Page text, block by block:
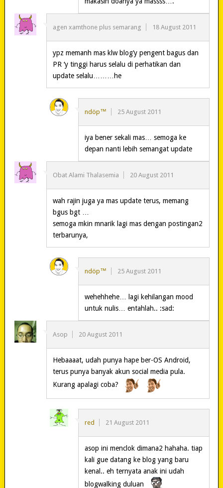
agen xamthone plus semarang 18 August 2011
ypz memanh mas klw blog’y pengent bagus dan
PR ‘y tinggi harus selalu di perhatikan dan
update selalu………he
ndöp™ 25 August 2011
iya bener sekali mas… semoga ke
depan nanti lebih semangat update
Obat Alami Thalasemia 20 August 2011
wah rajin juga ya mas update terus, memang
bgus bgt …
semoga mkin mnarik lagi mas dengan postingan2
terbarunya,
ndöp™ 25 August 2011
wehehhehe… lagi kehilangan mood
untuk nulis… entahlah.. :sad:
Asop 20 August 2011
Hebaaaat, udah punya hape ber-OS Android,
terus punya banyak akun social media pula.
Kurang apalagi coba?
red 21 August 2011
asop ini menclok dimana2 hahaha. tiap
kali gue datang ke blog yang baru
kenal.. eh ternyata anak ini udah
blogwalking duluan